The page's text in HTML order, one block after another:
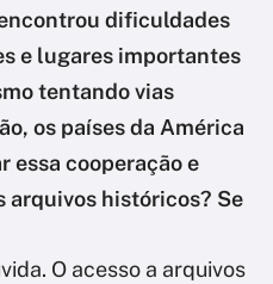
dificuldades
e lugares importantes
tentando vias
os países da América
essa cooperação e
arquivos históricos? Se
O acesso a arquivos